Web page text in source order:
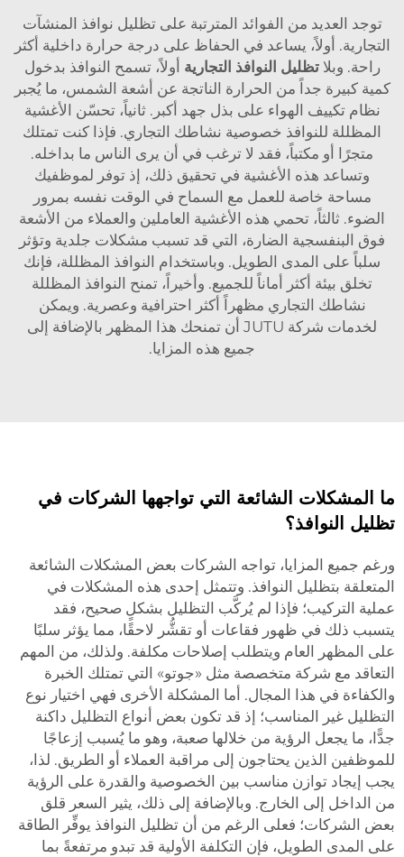
توجد العديد من الفوائد المترتبة على تظليل نوافذ المنشآت
التجارية. أولاً، يساعد في الحفاظ على درجة حرارة داخلية أكثر
راحة. وبلاتظليل النوافذ التجارية أولاً، تسمح النوافذ بدخول
كمية كبيرة جداً من الحرارة الناتجة عن أشعة الشمس، ما يُجبر
نظام تكييف الهواء على بذل جهد أكبر. ثانياً، تحسّن الأغشية
المظللة للنوافذ خصوصية نشاطك التجاري. فإذا كنت تمتلك
متجرًا أو مكتباً، فقد لا ترغب في أن يرى الناس ما بداخله.
وتساعد هذه الأغشية في تحقيق ذلك، إذ توفر لموظفيك
مساحة خاصة للعمل مع السماح في الوقت نفسه بمرور
الضوء. ثالثاً، تحمي هذه الأغشية العاملين والعملاء من الأشعة
فوق البنفسجية الضارة، التي قد تسبب مشكلات جلدية وتؤثر
سلباً على المدى الطويل. وباستخدام النوافذ المظللة، فإنك
تخلق بيئة أكثر أماناً للجميع. وأخيراً، تمنح النوافذ المظللة
نشاطك التجاري مظهراً أكثر احترافية وعصرية. ويمكن
لخدمات شركة JUTU أن تمنحك هذا المظهر بالإضافة إلى
جميع هذه المزايا.
ما المشكلات الشائعة التي تواجهها الشركات في
تظليل النوافذ؟
ورغم جميع المزايا، تواجه الشركات بعض المشكلات الشائعة
المتعلقة بتظليل النوافذ. وتتمثل إحدى هذه المشكلات في
عملية التركيب؛ فإذا لم يُركَّب التظليل بشكلٍ صحيح، فقد
يتسبب ذلك في ظهور فقاعات أو تقشُّر لاحقًا، مما يؤثر سلبًا
على المظهر العام ويتطلب إصلاحات مكلفة. ولذلك، من المهم
التعاقد مع شركة متخصصة مثل «جوتو» التي تمتلك الخبرة
والكفاءة في هذا المجال. أما المشكلة الأخرى فهي اختيار نوع
التظليل غير المناسب؛ إذ قد تكون بعض أنواع التظليل داكنة
جدًّا، ما يجعل الرؤية من خلالها صعبة، وهو ما يُسبب إزعاجًا
للموظفين الذين يحتاجون إلى مراقبة العملاء أو الطريق. لذا،
يجب إيجاد توازن مناسب بين الخصوصية والقدرة على الرؤية
من الداخل إلى الخارج. وبالإضافة إلى ذلك، يثير السعر قلق
بعض الشركات؛ فعلى الرغم من أن تظليل النوافذ يوفِّر الطاقة
على المدى الطويل، فإن التكلفة الأولية قد تبدو مرتفعةً بما